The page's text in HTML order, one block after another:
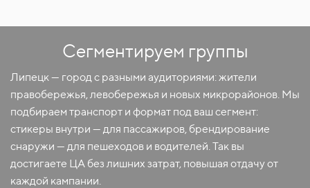
Сегментируем группы
Липецк — город с разными аудиториями: жители
правобережья, левобережья и новых микрорайонов. Мы
подбираем транспорт и формат под ваш сегмент:
стикеры внутри — для пассажиров, брендирование
снаружи — для пешеходов и водителей. Так вы
достигаете ЦА без лишних затрат, повышая отдачу от
каждой кампании.